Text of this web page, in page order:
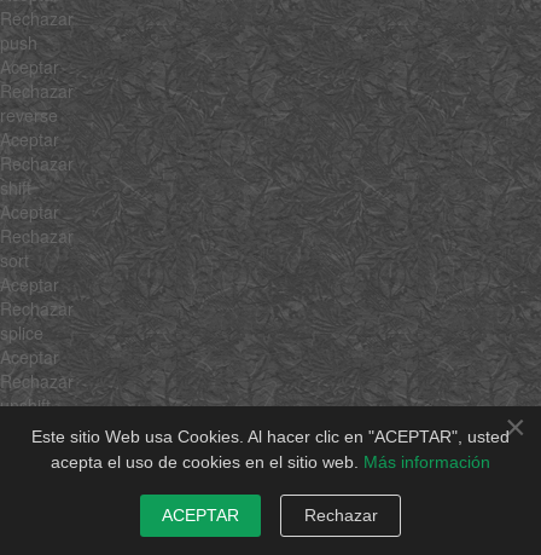
×
Este sitio Web usa Cookies. Al hacer clic en "ACEPTAR", usted
acepta el uso de cookies en el sitio web. Más información
ACEPTAR Rechazar
Rechazar
push
Aceptar
Rechazar
reverse
Aceptar
Rechazar
shift
Aceptar
Rechazar
sort
Aceptar
Rechazar
splice
Aceptar
Rechazar
unshift
Aceptar